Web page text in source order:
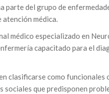
del grupo de
atención médica.
médico especializado en
capacitado para el
clasificarse como
que predisponen